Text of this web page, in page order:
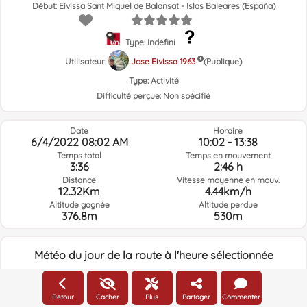
Début: Eivissa Sant Miquel de Balansat - Islas Baleares (España)
Type: Indéfini
Utilisateur:
Jose Eivissa 1963
(Publique)
Type: Activité
Difficulté perçue: Non spécifié
Date
6/4/2022 08:02 AM
Temps total
3:36
Distance
12.32Km
Altitude gagnée
376.8m
Horaire
10:02 - 13:38
Temps en mouvement
2:46 h
Vitesse moyenne en mouv.
4.44km/h
Altitude perdue
530m
Météo du jour de la route à l'heure sélectionnée
08:00
Retour Cacher Plus Partager Commenter